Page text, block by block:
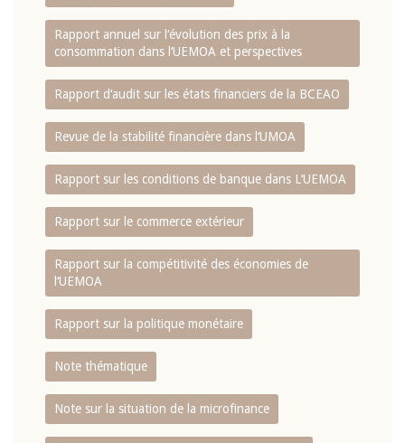
Rapport annuel sur l‘évolution des prix à la
consommation dans l‘UEMOA et perspectives
Rapport d‘audit sur les états financiers de la BCEAO
Revue de la stabilité financière dans l‘UMOA
Rapport sur les conditions de banque dans L‘UEMOA
Rapport sur le commerce extérieur
Rapport sur la compétitivité des économies de
l‘UEMOA
Rapport sur la politique monétaire
Note thématique
Note sur la situation de la microfinance